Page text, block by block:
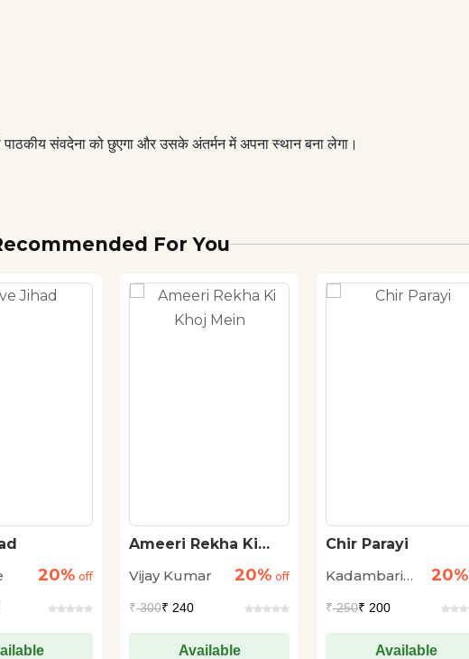
पाठकीय संवदेना को छुएगा और उसके अंतर्मन में अपना स्थान बना लेगा।
For You
20% off
Ameeri Rekha Ki
Vijay Kumar
20% off
₹300₹ 240
Available
Chir Parayi
Kadambari
20%
₹250₹ 200
Available